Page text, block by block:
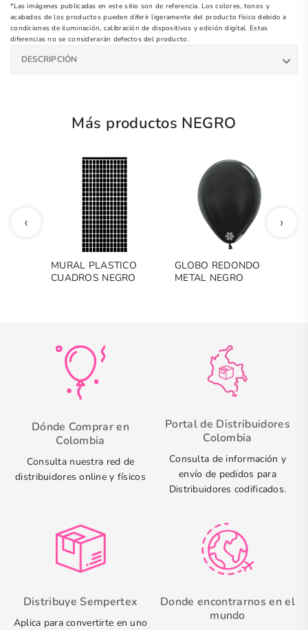
*Las imágenes publicadas en este sitio son de referencia. Los colores, tonos y
acabados de los productos pueden diferir ligeramente del producto físico debido a
condiciones de iluminación, calibración de dispositivos y edición digital. Estas
diferencias no se considerarán defectos del producto.
DESCRIPCIÓN
Más productos NEGRO
‹
MURAL PLASTICO
CUADROS NEGRO
GLOBO REDONDO
METAL NEGRO
›
Dónde Comprar en
Colombia
Consulta nuestra red de
distribuidores online y físicos
Portal de Distribuidores
Colombia
Consulta de información y
envío de pedidos para
Distribuidores codificados.
Distribuye Sempertex
Aplica para convertirte en uno
Donde encontrarnos en el
mundo